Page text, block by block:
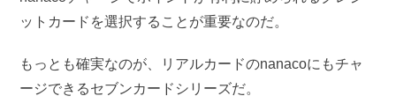
ットカードを選択することが重要なのだ。
もっとも確実なのが、リアルカードのnanacoにもチャ
ージできるセブンカードシリーズだ。